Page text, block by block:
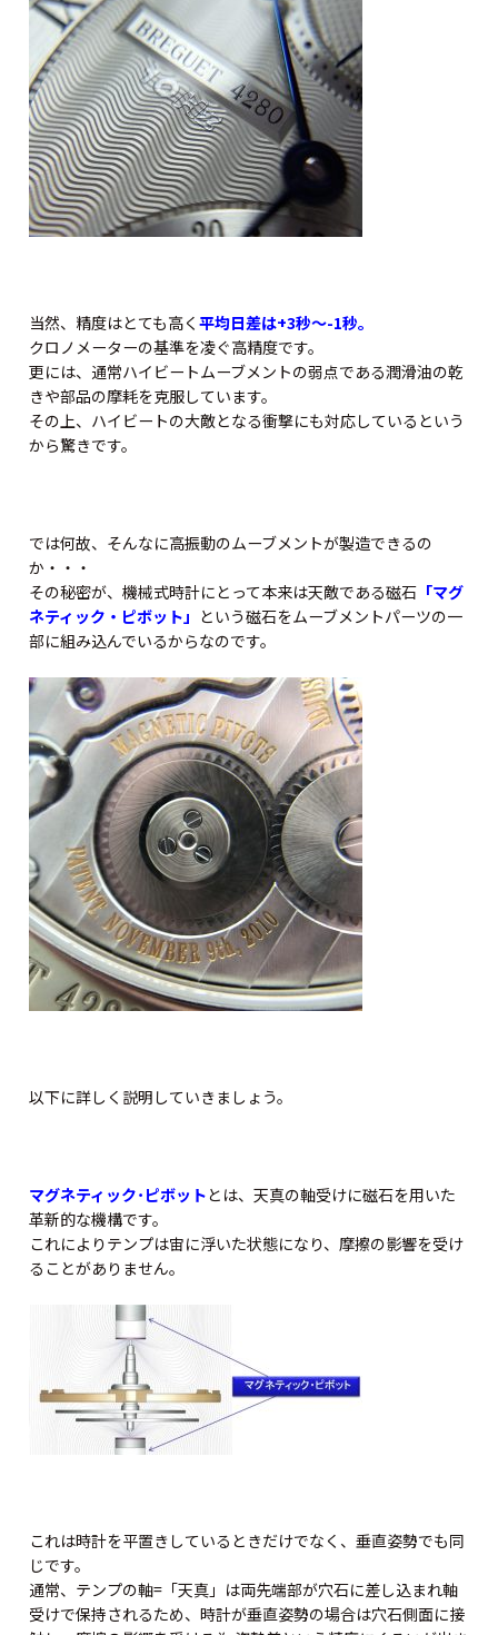
当然、精度はとても高く 平均日差は+3秒～-1秒。
クロノメーターの基準を凌ぐ高精度です。
更には、通常ハイビートムーブメントの弱点である潤滑油の乾
きや部品の摩耗を克服しています。
その上、ハイビートの大敵となる衝撃にも対応しているという
から驚きです。
では何故、そんなに高振動のムーブメントが製造できるの
か・・・
その秘密が、機械式時計にとって本来は天敵である磁石 「マグ
ネティック・ピボット」 という磁石をムーブメントパーツの一
部に組み込んでいるからなのです。
以下に詳しく説明していきましょう。
マグネティック･ピボットとは、天真の軸受けに磁石を用いた
革新的な機構です。
これによりテンプは宙に浮いた状態になり、摩擦の影響を受け
ることがありません。
これは時計を平置きしているときだけでなく、垂直姿勢でも同
じです。
通常、テンプの軸=「天真」は両先端部が穴石に差し込まれ軸
受けで保持されるため、時計が垂直姿勢の場合は穴石側面に接